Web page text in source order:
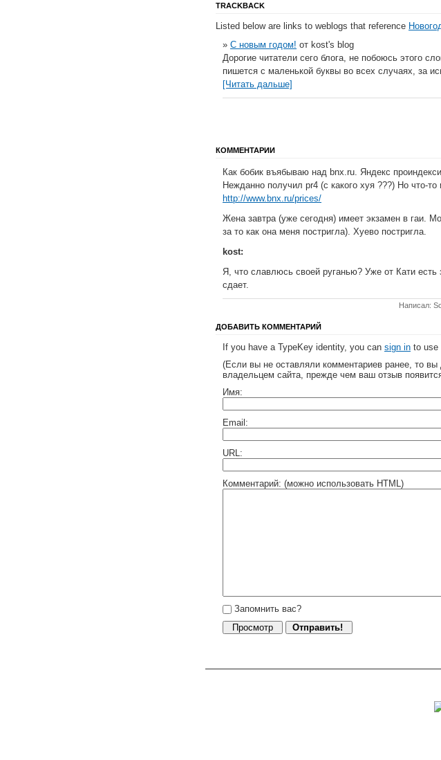
TRACKBACK
Listed below are links to weblogs that reference
» С новым годом! от kost's blog
Дорогие читатели сего блога, не побоюсь этого
пишется с маленькой буквы во всех случаях, за
[Читать дальше]
КОММЕНТАРИИ
Как бобик въябываю над bnx.ru. Яндекс
Нежданно получил pr4 (с какого хуя ???) Но что-
http://www.bnx.ru/prices/
Жена завтра (уже сегодня) имеет экзамен в гаи.
за то как она меня постригла). Хуево постригла.
kost:
Я, что славлюсь своей руганью? Уже от Кати есть
сдает.
Написал:
ДОБАВИТЬ КОММЕНТАРИЙ
If you have a TypeKey identity, you can sign in to use
(Если вы не оставляли комментариев ранее, то
владельцем сайта, прежде чем ваш отзыв
Имя:
Email:
URL:
Комментарий: (можно использовать HTML)
Запомнить вас?